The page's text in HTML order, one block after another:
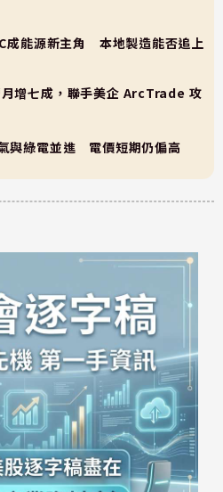
成能源新主角 本地製造能否追上
增七成，聯手美企 ArcTrade 攻
與綠電並進 電價短期仍偏高